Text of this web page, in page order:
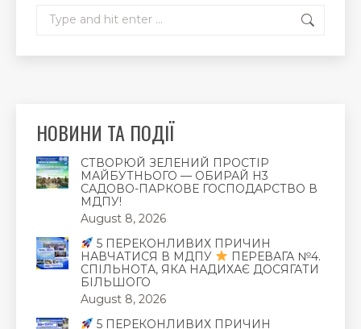
НОВИНИ ТА ПОДІЇ
СТВОРЮЙ ЗЕЛЕНИЙ ПРОСТІР
МАЙБУТНЬОГО — ОБИРАЙ Н3
САДОВО-ПАРКОВЕ ГОСПОДАРСТВО В
МДПУ!
August 8, 2026
5 ПЕРЕКОНЛИВИХ ПРИЧИН
НАВЧАТИСЯ В МДПУ
ПЕРЕВАГА №4.
СПІЛЬНОТА, ЯКА НАДИХАЄ ДОСЯГАТИ
БІЛЬШОГО
August 8, 2026
5 ПЕРЕКОНЛИВИХ ПРИЧИН